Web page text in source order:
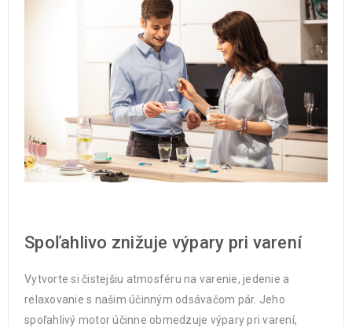
Spoľahlivo znižuje výpary pri varení
Vytvorte si čistejšiu atmosféru na varenie, jedenie a
relaxovanie s našim účinným odsávačom pár. Jeho
spoľahlivý motor účinne obmedzuje výpary pri varení,